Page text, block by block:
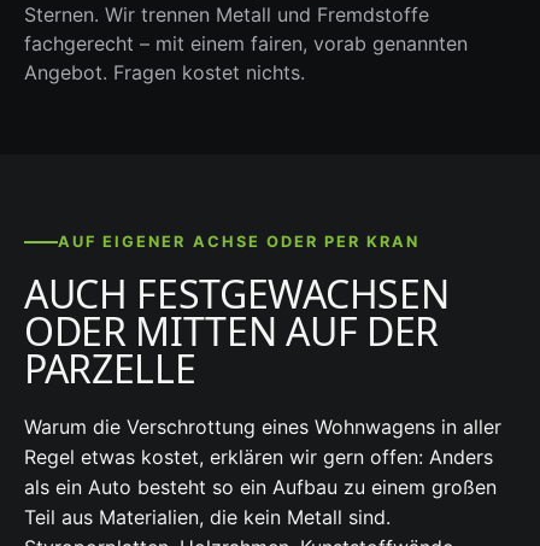
Sternen. Wir trennen Metall und Fremdstoffe
fachgerecht – mit einem fairen, vorab genannten
Angebot. Fragen kostet nichts.
AUF EIGENER ACHSE ODER PER KRAN
AUCH FESTGEWACHSEN
ODER MITTEN AUF DER
PARZELLE
Warum die Verschrottung eines Wohnwagens in aller
Regel etwas kostet, erklären wir gern offen: Anders
als ein Auto besteht so ein Aufbau zu einem großen
Teil aus Materialien, die kein Metall sind.